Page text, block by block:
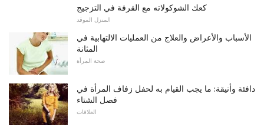
كعك الشوكولاته مع القرفة في التزجيج
المنزل الموقد
الأسباب والأعراض والعلاج من العمليات الالتهابية في
المثانة
صحة المرأة
دافئة وأنيقة: ما يجب القيام به لحفل زفاف المرأة في
فصل الشتاء
العلاقات